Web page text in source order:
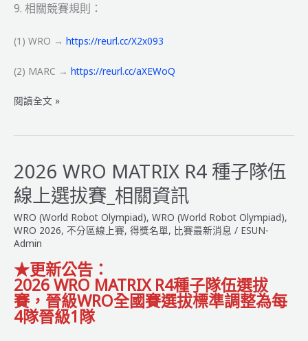
9. 相關競賽規則：
(1) WRO → https://reurl.cc/X2x093
(2) MARC → https://reurl.cc/aXEWoQ
2026
奧
林
匹
機
器
大
賽-
臺
中
閱讀全文 »
2026 WRO MATRIX R4 種子隊伍
線上選拔賽_相關資訊
WRO (World Robot Olympiad), WRO (World Robot Olympiad),
WRO 2026, 不分區線上賽, 得獎名單, 比賽最新消息 / ESUN-
Admin
★更新公告：
2026 WRO MATRIX R4種子隊伍選拔
賽，晉級WRO全國賽選拔標準調整為每
4隊晉級1隊